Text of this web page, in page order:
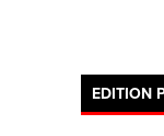
EDITION